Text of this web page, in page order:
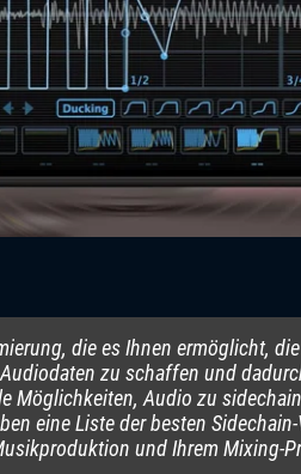
die es Ihnen ermöglicht,
zu schaffen und
Möglichkeiten, Audio zu
eine Liste der besten Sidechain-
und Ihrem Mixing-